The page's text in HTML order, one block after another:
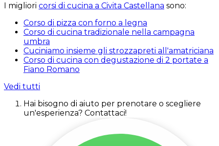
I migliori corsi di cucina a Civita Castellana sono:
Corso di pizza con forno a legna
Corso di cucina tradizionale nella campagna
umbra
Cuciniamo insieme gli strozzapreti all'amatriciana
Corso di cucina con degustazione di 2 portate a
Fiano Romano
Vedi tutti
Hai bisogno di aiuto per prenotare o scegliere
un'esperienza? Contattaci!